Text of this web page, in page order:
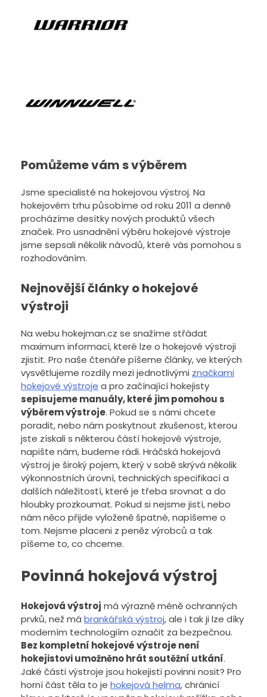
Pomůžeme vám s výběrem
Jsme specialisté na hokejovou výstroj. Na
hokejovém trhu působíme od roku 2011 a denně
procházíme desítky nových produktů všech
značek. Pro usnadnění výběru hokejové výstroje
jsme sepsali několik návodů, které vás pomohou s
rozhodováním.
Nejnovější články o hokejové
výstroji
Na webu hokejman.cz se snažíme střádat
maximum informací, které lze o hokejové výstroji
zjistit. Pro naše čtenáře píšeme články, ve kterých
vysvětlujeme rozdíly mezi jednotlivými značkami
hokejové výstroje a pro začínající hokejisty
sepisujeme manuály, které jim pomohou s
výběrem výstroje. Pokud se s námi chcete
poradit, nebo nám poskytnout zkušenost, kterou
jste získali s některou částí hokejové výstroje,
napište nám, budeme rádi. Hráčská hokejová
výstroj je široký pojem, který v sobě skrývá několik
výkonnostních úrovní, technických specifikací a
dalších náležitostí, které je třeba srovnat a do
hloubky prozkoumat. Pokud si nejsme jistí, nebo
nám něco přijde vyloženě špatné, napíšeme o
tom. Nejsme placeni z peněz výrobců a tak
píšeme to, co chceme.
Povinná hokejová výstroj
Hokejová výstroj má výrazně méně ochranných
prvků, než má brankářská výstroj, ale i tak ji lze díky
moderním technologiím označit za bezpečnou.
Bez kompletní hokejové výstroje není
hokejistovi umožněno hrát soutěžní utkání.
Jaké části výstroje jsou hokejisti povinni nosit? Pro
horní část těla to je hokejová helma, chránicí